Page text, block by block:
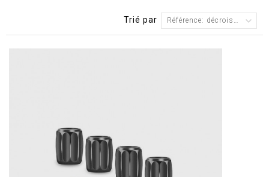
Trié par Référence: décroissante